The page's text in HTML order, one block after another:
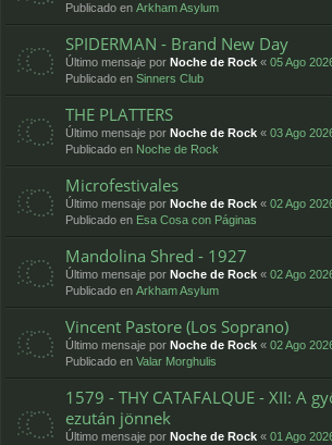
Publicado en Arkham Asylum
SPIDERMAN - Brand New Day
Último mensaje por Noche de Rock « 05 Ago
Publicado en Sinners Club
THE PLATTERS
Último mensaje por Noche de Rock « 03 Ago
Publicado en Noche de Rock
Microfestivales
Último mensaje por Noche de Rock « 02 Ago
Publicado en Esa Cosa con Páginas
Mandolina Shred - 1927
Último mensaje por Noche de Rock « 02 Ago
Publicado en Arkham Asylum
Vincent Pastore (Los Soprano)
Último mensaje por Noche de Rock « 02 Ago
Publicado en Valar Morghulis
1579 - THY CATAFALQUE - XII: A
ezután jönnek
Último mensaje por Noche de Rock « 01 Ago